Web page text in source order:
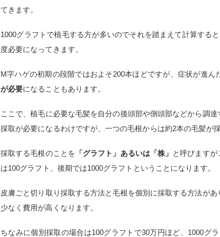
てきます。
1000グラフトで植毛する方が多いのでそれを踏まえて計算する
度必要になってきます。
M字ハゲの初期の段階ではおよそ200本ほどですが、症状が進ん
が必要になることもあります。
ここで、植毛に必要な毛髪を自分の後頭部や側頭部などから調
採取が必要になるわけですが、一つの毛根からは約2本の毛髪が
採取する毛根のことを 「グラフト」あるいは「株」 と呼びます
は100グラフト、後期では1000グラフトということになります。
皮膚ごと切り取り採取する方法と毛根を個別に採取する方法が
少なく費用が高くなります。
ちなみに個別採取の場合は100グラフトで30万円ほど、1000グ